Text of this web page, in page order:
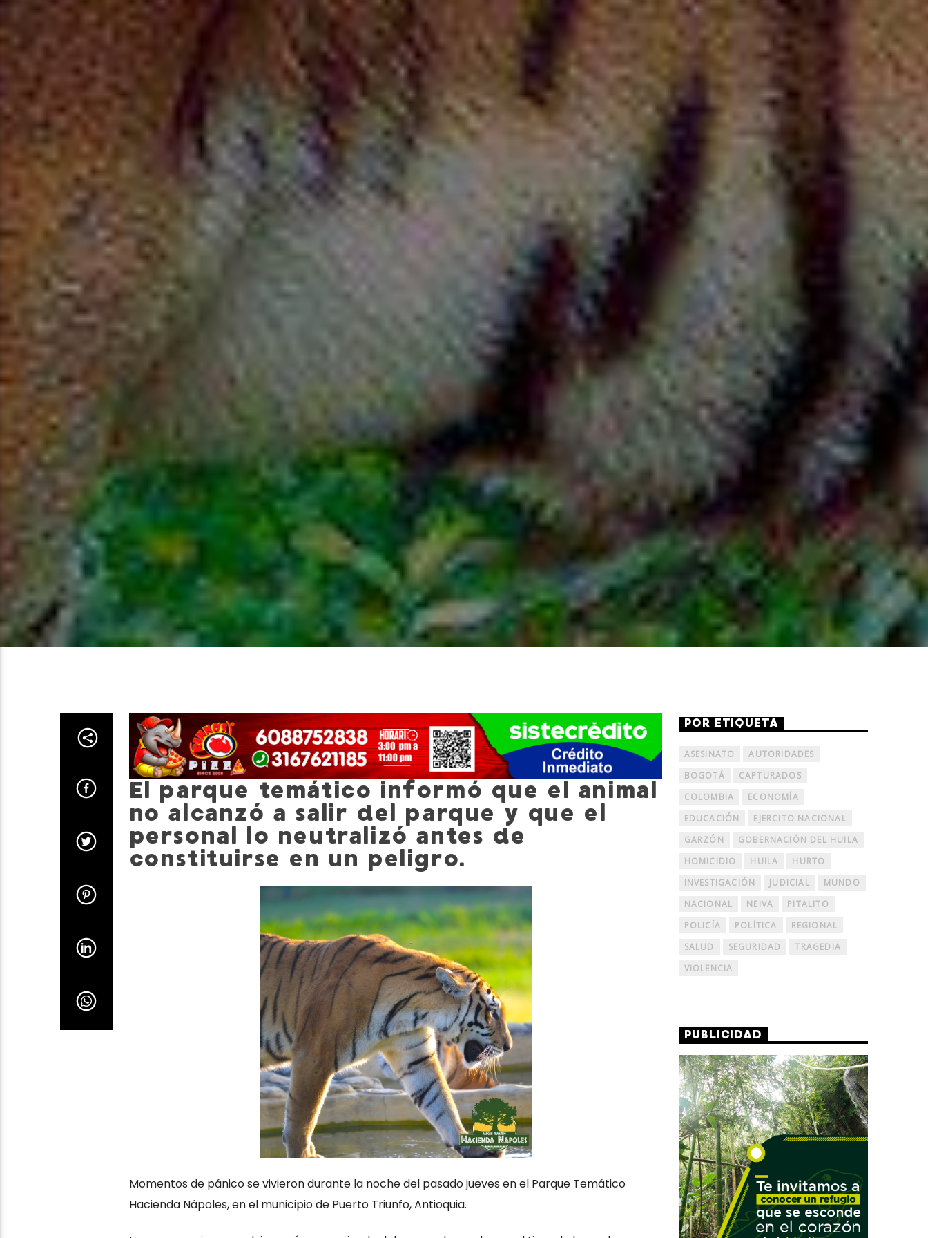
El parque temático informó que el animal
no alcanzó a salir del parque y que el
personal lo neutralizó antes de
constituirse en un peligro.
Momentos de pánico se vivieron durante la noche del pasado jueves en el Parque Temático
Hacienda Nápoles, en el municipio de Puerto Triunfo, Antioquia.
POR ETIQUETA
ASESINATO
AUTORIDADES
BOGOTÁ
CAPTURADOS
COLOMBIA
ECONOMÍA
EDUCACIÓN
EJERCITO NACIONAL
GARZÓN
GOBERNACIÓN DEL HUILA
HOMICIDIO
HUILA
HURTO
INVESTIGACIÓN
JUDICIAL
MUNDO
NACIONAL
NEIVA
PITALITO
POLICÍA
POLÍTICA
REGIONAL
SALUD
SEGURIDAD
TRAGEDIA
VIOLENCIA
PUBLICIDAD